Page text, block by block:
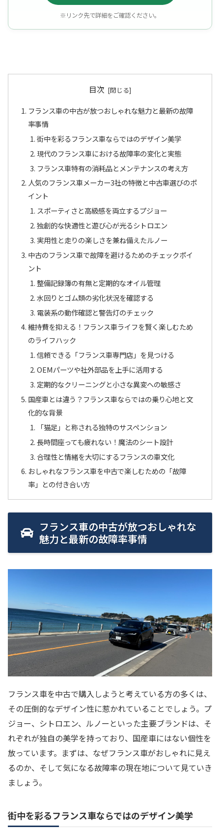
※リンク先で詳細をご確認ください。
目次
フランス車の中古が放つおしゃれな魅力と最新の故障
率事情
街中を彩るフランス車ならではのデザイン美学
現代のフランス車における故障率の変化と実態
フランス車特有の消耗品とメンテナンスの考え方
人気のフランス車メーカー3社の特徴と中古車選びのポ
イント
スポーティさと高級感を両立するプジョー
独創的な快適性と遊び心が光るシトロエン
実用性と走りの楽しさを兼ね備えたルノー
中古のフランス車で故障を避けるためのチェックポイ
ント
整備記録簿の有無と定期的なオイル管理
水回りとゴム類の劣化状況を確認する
電装系の動作確認と警告灯のチェック
維持費を抑える！フランス車ライフを賢く楽しむため
のライフハック
信頼できる「フランス車専門店」を見つける
OEMパーツや社外部品を上手に活用する
定期的なクリーニングと小さな異変への敏感さ
国産車とは違う？フランス車ならではの乗り心地と文
化的な背景
「猫足」と称される独特のサスペンション
長時間座っても疲れない！魔法のシート設計
合理性と情緒を大切にするフランスの車文化
おしゃれなフランス車を中古で楽しむための「故障
率」との付き合い方
フランス車の中古が放つおしゃれな
魅力と最新の故障率事情
フランス車を中古で購入しようと考えている方の多くは、
その圧倒的なデザイン性に惹かれていることでしょう。プ
ジョー、シトロエン、ルノーといった主要ブランドは、そ
れぞれが独自の美学を持っており、国産車にはない個性を
放っています。まずは、なぜフランス車がおしゃれに見え
るのか、そして気になる故障率の現在地について見ていき
ましょう。
街中を彩るフランス車ならではのデザイン美学